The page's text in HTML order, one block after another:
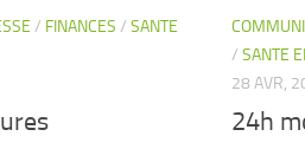
/ FINANCES / SANTE
/ SANTE
28 AVR,
24h